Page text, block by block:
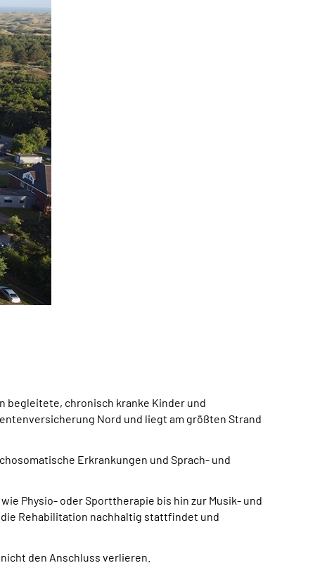
begleitete, chronisch kranke Kinder und
Nord und liegt am größten Strand
Erkrankungen und Sprach- und
Physio- oder Sporttherapie bis hin zur Musik- und
Rehabilitation nachhaltig stattfindet und
den Anschluss verlieren.